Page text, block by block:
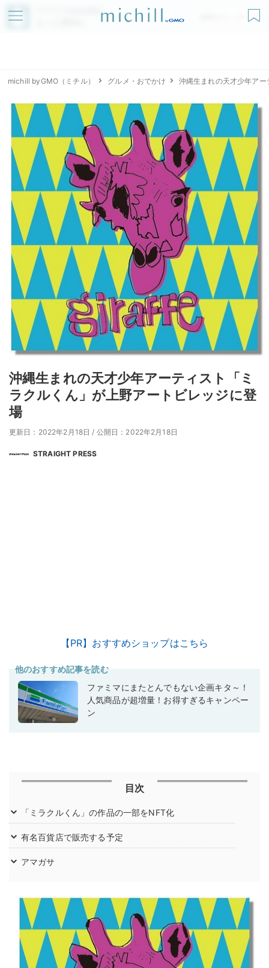
アプリでmichillが
無料ダウンロード
michill byGMO（ミチル） グルメ・おでかけ 沖縄⽣まれの天才少年ア
沖縄⽣まれの天才少年アーティスト「ミ
ラクルくん」が上野アートビレッジに登
場
更新日：2022年2月18日 / 公開日：2022年2月18日
STRAIGHT PRESS
【PR】おすすめショップはこちら
他のおすすめ記事を読む
ファミマにまたとんでもない企画キタ～！
人気商品が超増量！お得すぎるキャンペー
ン
目次
「ミラクルくん」の作品の一部をNFT化
有名百貨店で販売する予定
アマガサ